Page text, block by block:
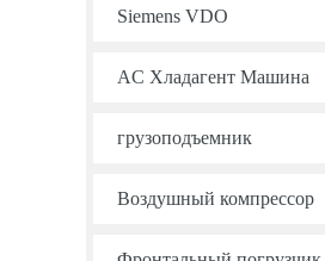
Siemens VDO
AC Хладагент Машина
грузоподъемник
Воздушный компрессор